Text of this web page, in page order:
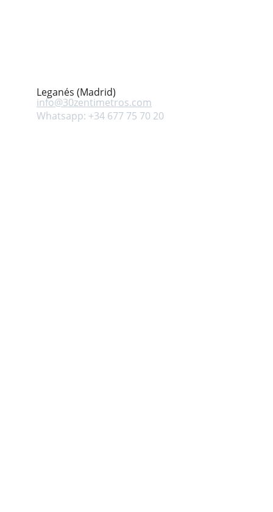
Leganés (Madrid)
info@30zentimetros.com
Whatsapp: +34 677 75 70 20